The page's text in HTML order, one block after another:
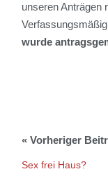
unseren Anträgen
wurde
Sex frei Haus?